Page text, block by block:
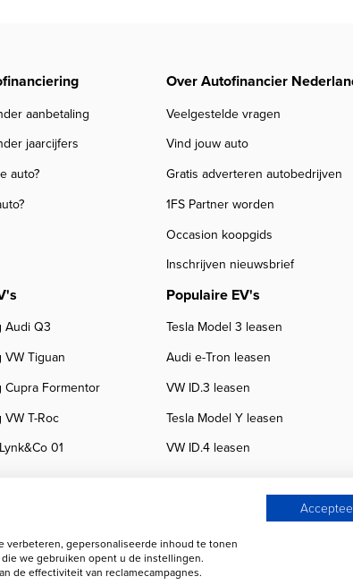
aanbetaling
jaarcijfers
auto?
Over Autofinancier
Veelgestelde vragen
Vind jouw auto
Gratis adverteren autobedrijven
1FS Partner worden
Occasion koopgids
Inschrijven nieuwsbrief
Audi Q3
Tiguan
Formentor
T-Roc
01
Populaire EV's
Tesla Model 3 leasen
Audi e-Tron leasen
VW ID.3 leasen
Tesla Model Y leasen
VW ID.4 leasen
Autobedrijven
verbeteren, gepersonaliseerde inhoud te tonen
we gebruiken opent u de instellingen.
de effectiviteit van reclamecampagnes.